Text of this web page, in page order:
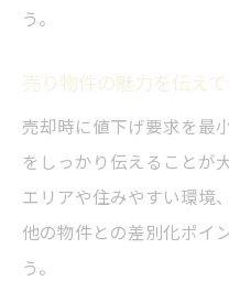
う。
売り物件の魅力を伝え
売却時に値下げ要求を最
をしっかり伝えることが
エリアや住みやすい環境
他の物件との差別化ポイ
う。